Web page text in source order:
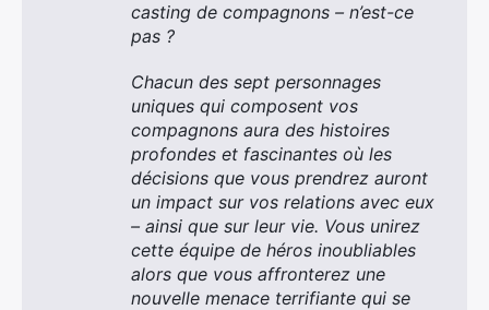
casting de compagnons – n’est-ce
pas ?
Chacun des sept personnages
uniques qui composent vos
compagnons aura des histoires
profondes et fascinantes où les
décisions que vous prendrez auront
un impact sur vos relations avec eux
– ainsi que sur leur vie. Vous unirez
cette équipe de héros inoubliables
alors que vous affronterez une
nouvelle menace terrifiante qui se
Rechercher